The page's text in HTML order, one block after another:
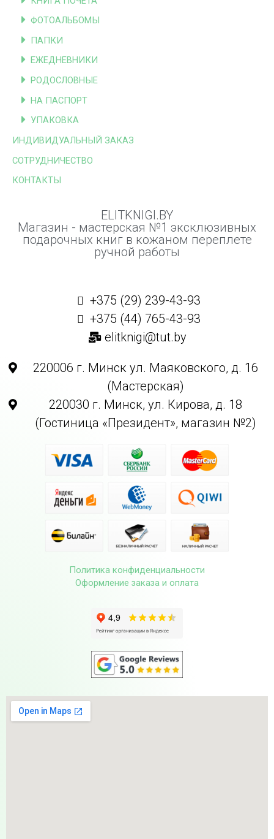
ФОТОАЛЬБОМЫ
ПАПКИ
ЕЖЕДНЕВНИКИ
РОДОСЛОВНЫЕ
НА ПАСПОРТ
УПАКОВКА
ИНДИВИДУАЛЬНЫЙ ЗАКАЗ
СОТРУДНИЧЕСТВО
КОНТАКТЫ
ELITKNIGI.BY
Магазин - мастерская №1 эксклюзивных
подарочных книг в кожаном переплете
ручной работы
+375 (29) 239-43-93
+375 (44) 765-43-93
elitknigi@tut.by
220006 г. Минск ул. Маяковского, д. 16
(Мастерская)
220030 г. Минск, ул. Кирова, д. 18
(Гостиница «Президент», магазин №2)
Политика конфиденциальности
Оформление заказа и оплата